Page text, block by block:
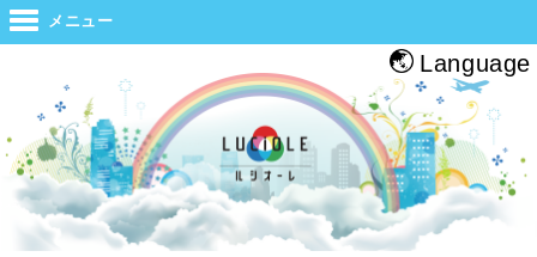
世界と大阪をつなぐジャンクション。旅をする人・帰る人・地元の人がホッと
メニュー
Language